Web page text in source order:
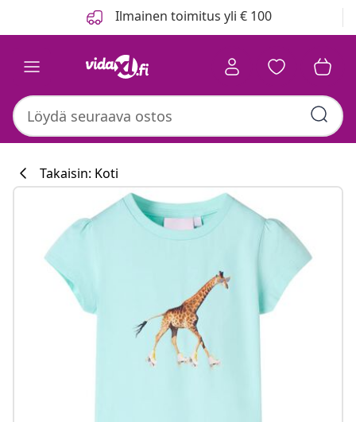
Ilmainen toimitus yli € 100
#sharemevidaxl
Takaisin: Koti